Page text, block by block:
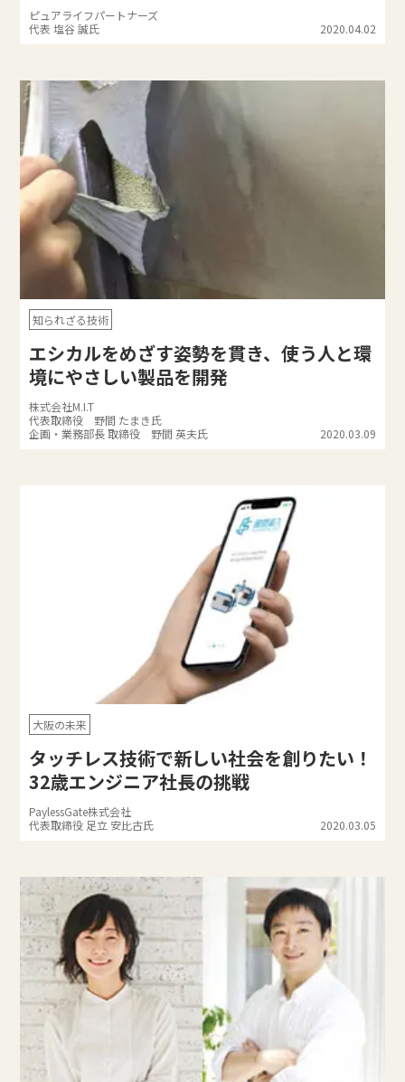
ピュアライフパートナーズ
代表 塩谷 誠氏
2020.04.02
知られざる技術
エシカルをめざす姿勢を貫き、使う人と環
境にやさしい製品を開発
株式会社M.I.T
代表取締役 野間 たまき氏
企画・業務部長 取締役 野間 英夫氏
2020.03.09
大阪の未来
タッチレス技術で新しい社会を創りたい！
32歳エンジニア社長の挑戦
PaylessGate株式会社
代表取締役 足立 安比古氏
2020.03.05